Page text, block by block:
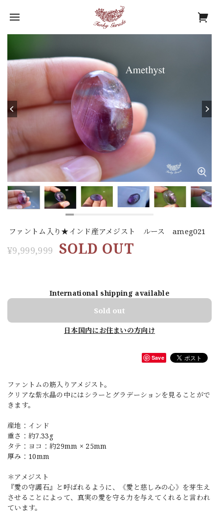
ファントム入り★インド産アメジスト ルース ameg021
¥9,999,999 SOLD OUT
International shipping available
Sold out
日本国内にお住まいの方向け
Save
ファントムの筋入りアメジスト。
クリアな紫水晶の中にはシラーとグラデーションを見ることがで
きます。
産地：インド
重さ：約7.33g
タテ：ヨコ：約29mm × 25mm
厚み：10mm
＊アメジスト
『愛の守護石』と呼ばれるように、《愛と慈しみの心》を芽生え
させることによって、真実の愛を守る力を与えてくれると言われ
ています。